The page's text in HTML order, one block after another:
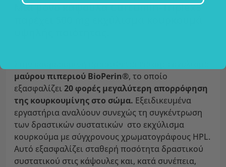
Μία μόνο κάψουλα Curcumin-Triplex3
μαύρου πιπεριού BioPerin®, το οποίο
εξασφαλίζει20 φορές μεγαλύτερη απορρόφηση
της κουρκουμίνης στο σώμα. Εξειδικευμένα
εργαστήρια αναλύουν συνεχώς τη συγκέντρωση
των δραστικών συστατικών στο εκχύλισμα
κουρκούμα με σύγχρονους χρωματογράφους HPL.
Αυτό εξασφαλίζει σταθερή ποσότητα δραστικού
συστατικού στις κάψουλες και, κατά συνέπεια,